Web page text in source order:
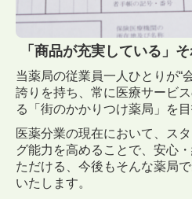
「商品が充実している」
当薬局の従業員一人ひとりが“
誇りを持ち、常に医療サービ
る「街のかかりつけ薬局」を目
医薬分業の現在において、ス
グ能力を高めることで、安心
ただける、今後もそんな薬局
いたします。